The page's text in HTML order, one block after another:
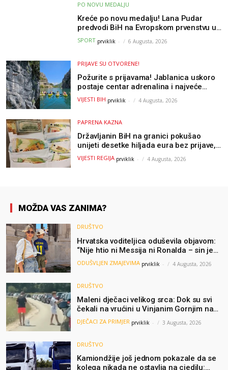
PO NOVU MEDALJU
Kreće po novu medalju! Lana Pudar
predvodi BiH na Evropskom prvenstvu u
Parizu
SPORT prviklik - 6 Augusta, 2026
PRIJAVE SU OTVORENE!
Požurite s prijavama! Jablanica uskoro
postaje centar adrenalina i najveće
outdoor avanture ovog ljeta
VIJESTI BIH prviklik - 4 Augusta, 2026
PAPRENA KAZNA
Državljanin BiH na granici pokušao
unijeti desetke hiljada eura bez prijave,
uslijedila “paprena” kazna
VIJESTI REGIJA prviklik - 4 Augusta, 2026
MOŽDA VAS ZANIMA?
DRUŠTVO
Hrvatska voditeljica oduševila objavom:
“Nije htio ni Messija ni Ronalda – sin je
želio samo dres Bosne”
ODUŠVLJEN ZMAJEVIMA prviklik - 4 Augusta, 2026
DRUŠTVO
Maleni dječaci velikog srca: Dok su svi
čekali na vrućini u Vinjanim Gornjim na
granici, Ljubi i Šime su dijelili vodu
putnicima
DJEČACI ZA PRIMJER prviklik - 3 Augusta, 2026
DRUŠTVO
Kamiondžije još jednom pokazale da se
kolega nikada ne ostavlja na cjedilu: